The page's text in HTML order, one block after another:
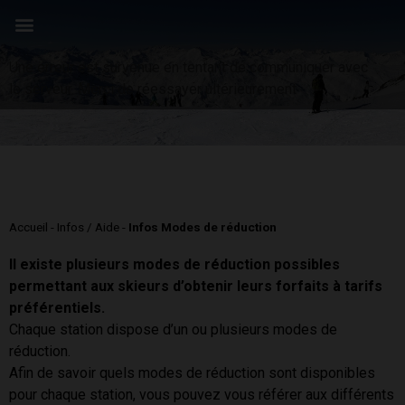
Accueil - Infos / Aide- Infos Modes de réduction
Il existe plusieurs modes de réduction possibles
permettant aux skieurs d’obtenir leurs forfaits à tarifs
préférentiels.
Chaque station dispose d’un ou plusieurs modes de
réduction.
Afin de savoir quels modes de réduction sont disponibles
pour chaque station, vous pouvez vous référer aux différents